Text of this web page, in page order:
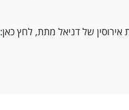
של דניאל מתת, לחץ כאן: